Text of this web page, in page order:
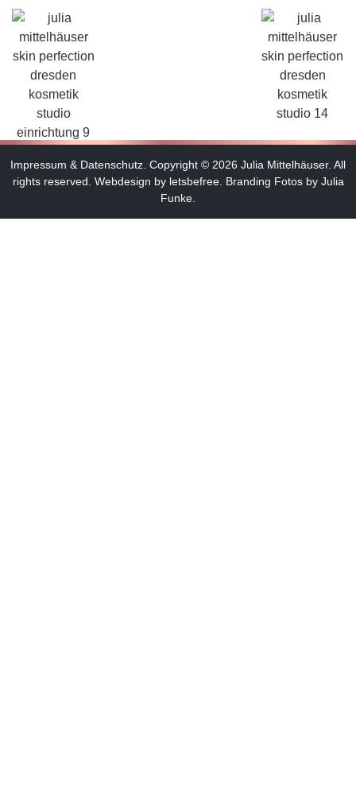
Impressum & Datenschutz Copyright © 2026 Julia Mittelhäuser. All
rights reserved. Webdesign by letsbefree. Branding Fotos by Julia
Funke.